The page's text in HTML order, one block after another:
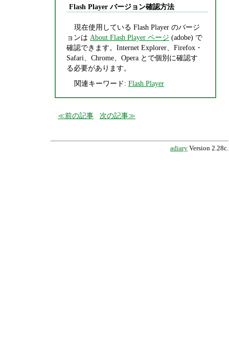
Flash Player バージョン確認方法
現在使用している Flash Player のバージ
ョンは About Flash Player ページ (adobe) で
確認できます。Internet Explorer、Firefox・
Safari、Chrome、Opera とで個別に確認す
る必要があります。
関連キーワード: Flash Player
前の記事 次の記事
adiary Version 2.28c.